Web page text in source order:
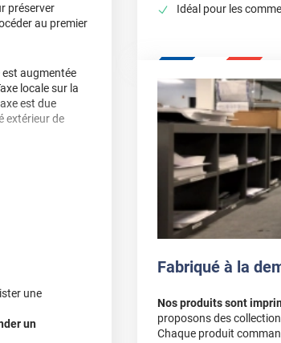
préserver
au premier
augmentée
locale sur la
est due
extérieur de
vos soins,
moins
de soutien
entre une
contact
une
un
Idéal pour les
Fabriqué à la
Nos produits sont
proposons des
Chaque produit